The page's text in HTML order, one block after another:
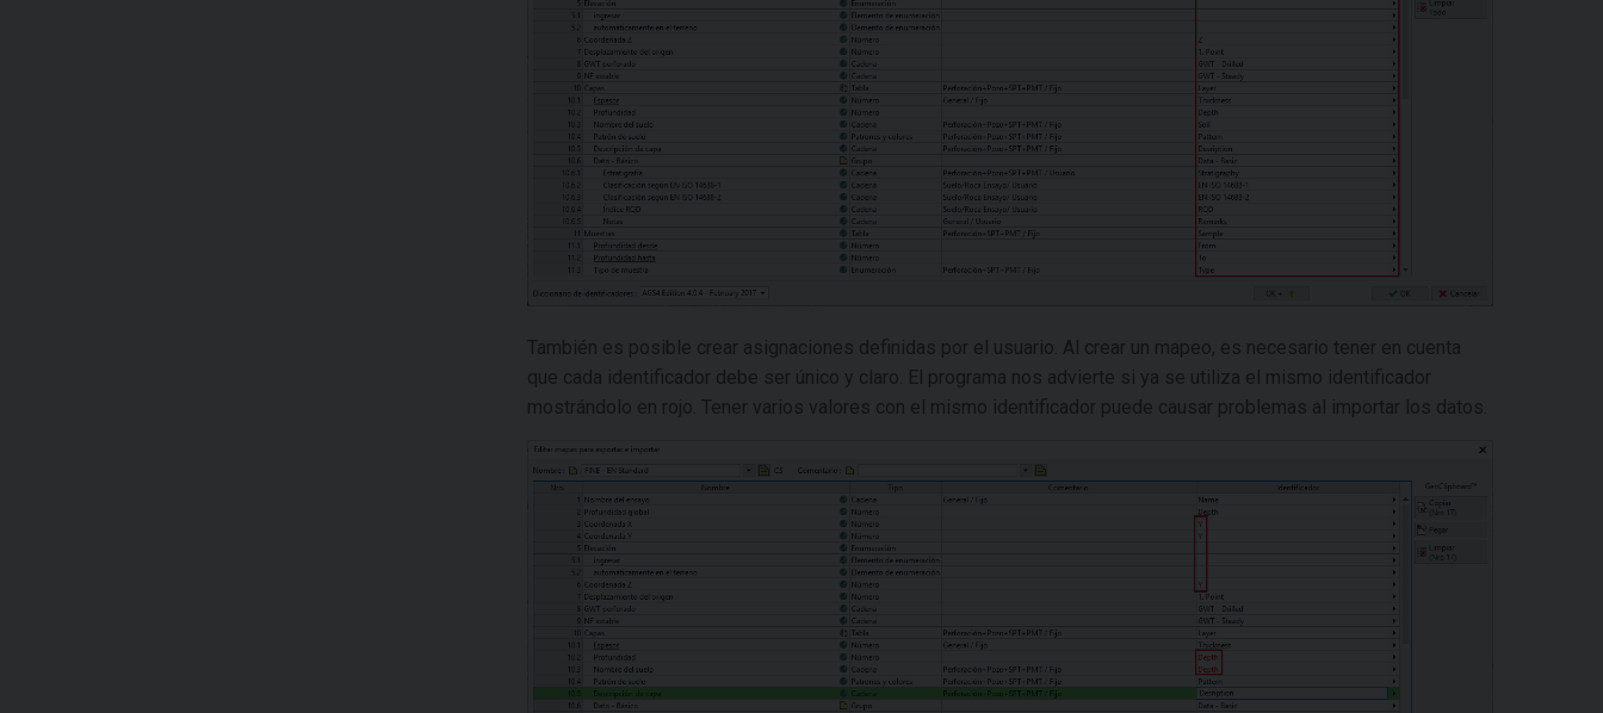
También es posible crear asignaciones definidas por el usuario. Al crear un mapeo, es necesario tener en cuenta
que cada identificador debe ser único y claro. El programa nos advierte si ya se utiliza el mismo identificador
mostrándolo en rojo. Tener varios valores con el mismo identificador puede causar problemas al importar los datos.